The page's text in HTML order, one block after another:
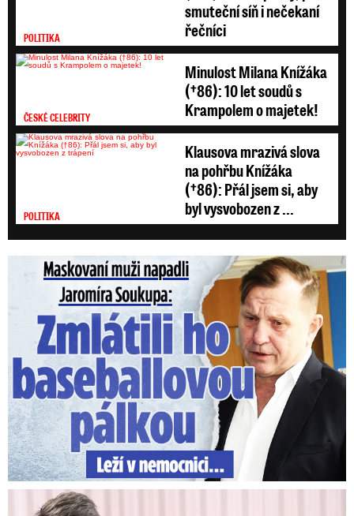
POLITIKA
smuteční síň i nečekaní
řečníci
ČESKÉ CELEBRITY
Minulost Milana Knížáka
(†86): 10 let soudů s
Krampolem o majetek!
POLITIKA
Klausova mrazivá slova
na pohřbu Knížáka
(†86): Přál jsem si, aby
byl vysvobozen z ...
Maskovaní muži napadli Jaromíra Soukupa: Krvavá nakládačka
V trezoru měl 80 milionů: Policie obvinila exšéfa železnic!